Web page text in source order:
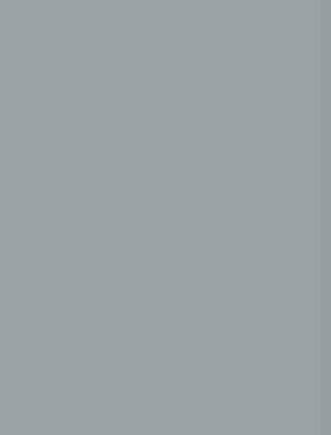
ist die Verarbeitung
die personenbezogenen Daten
nicht mehr einer spezifischen
diese zusätzlichen
technischen und
dass die
oder identifizierbaren